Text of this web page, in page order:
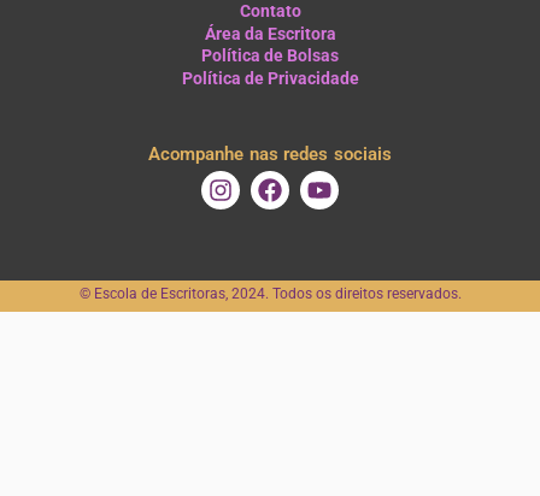
Contato
Área da Escritora
Política de Bolsas
Política de Privacidade
Acompanhe nas redes sociais
I
n
a
g
F
a
b
o
Y
o
u
b
©️ Escola de Escritoras, 2024. Todos os direitos reservados.